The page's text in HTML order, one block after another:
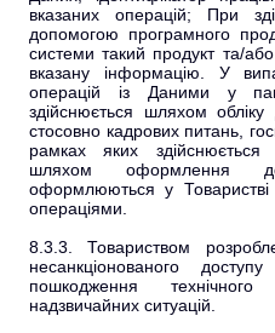
вказаних операцій; При
допомогою програмного
системи такий продукт та/
вказану інформацію. У
операцій із Даними у
здійснюється шляхом
стосовно кадрових питань,
рамках яких здійснюється
шляхом оформлення
оформлюються у
операціями.
8.3.3. Товариством
несанкціонованого
пошкодження
надзвичайних ситуацій.